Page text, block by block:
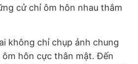
cử chỉ ôm hôn nhau thắm
không chỉ chụp ảnh chung
ôm hôn cực thân mật. Đến